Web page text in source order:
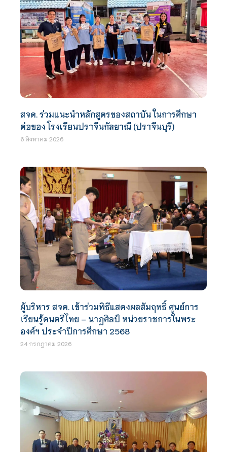
สจด. ร่วมแนะนำหลักสูตรของสถาบัน ในการศึกษา
ต่อของ โรงเรียนปราจีนกัลยาณี (ปราจีนบุรี)
6 สิงหาคม 2026
ผู้บริหาร สจด. เข้าร่วมพิธีแสดงผลสัมฤทธิ์ ศูนย์การ
เรียนรู้ดนตรีไทย – นาฏศิลป์ หน่วยราชการในพระ
องค์ฯ ประจำปีการศึกษา 2568
24 กรกฎาคม 2026